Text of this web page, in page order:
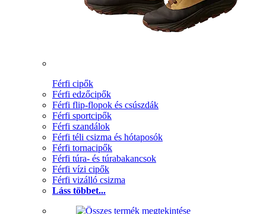
Férfi cipők
Férfi edzőcipők
Férfi flip-flopok és csúszdák
Férfi sportcipők
Férfi szandálok
Férfi téli csizma és hótaposók
Férfi tornacipők
Férfi túra- és túrabakancsok
Férfi vízi cipők
Férfi vizálló csizma
Láss többet...